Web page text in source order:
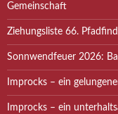
Gemeinschaft
Ziehungsliste 66.
Sonnwendfeuer 2026:
Improcks – ein
Improcks – ein